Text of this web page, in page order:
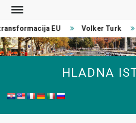
Skip
content
EU Volker Turk
HLADNA